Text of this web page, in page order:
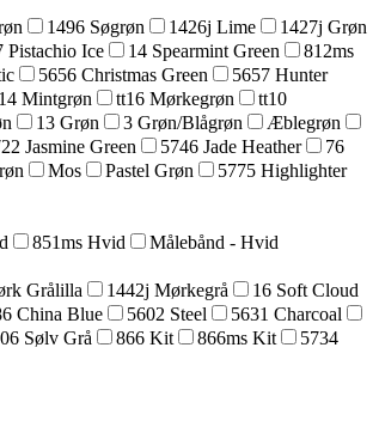
1496 Søgrøn 1426j Lime
1427j Grøn
Pistachio Ice 14 Spearmint Green
812ms
5656 Christmas Green
5657 Hunter
Mintgrøn tt16 Mørkegrøn
tt10
13 Grøn 3 Grøn/Blågrøn
Æblegrøn
Jasmine Green 5746 Jade Heather
76
Mos Pastel Grøn
5775 Highlighter
851ms Hvid
Målebånd - Hvid
Grålilla 1442j Mørkegrå
16 Soft Cloud
China Blue 5602 Steel
5631 Charcoal
Sølv Grå 866 Kit 866ms Kit
5734